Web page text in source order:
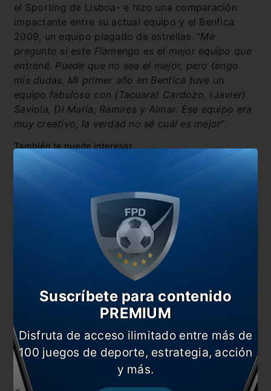
el Sporting de Lisboa- e hizo una comparación
impactante entre su actual equipo y el Benfica
2009, un equipo plagado de estrellas. “Me
pregunto si este Flamengo es el mejor equipo que
entrené. Puede que no sea el mejor, pero tengo
mis dudas. Mi primer año en Benfica tuve un
equipo fabuloso con (Tacuara) Cardozo, (Javier)
Saviola, Di María, Ramires y Aimar. Ese equipo era
muy creativo, la verdad no sé cuál es mejor“.
También te puede interesar
Ola de memes en las redes sociales por la
continuidad de Messi
Un histórico del Real Madrid pidió por la
continuidad de Messi
Conmebol aprobó una ayuda económica a los
clubes para la Copa Libertadores
En esta nota:
#Internacional
#Noticia
Comentarios
Suscríbete para contenido
PREMIUM
Disfruta de acceso ilimitado entre más de
100 juegos de deporte, estrategia, acción
y más.